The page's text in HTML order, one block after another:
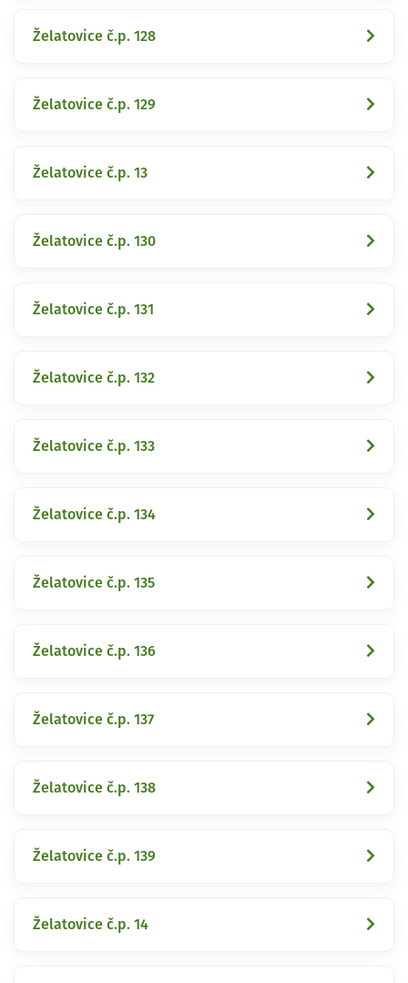
Želatovice č.p. 128
Želatovice č.p. 129
Želatovice č.p. 13
Želatovice č.p. 130
Želatovice č.p. 131
Želatovice č.p. 132
Želatovice č.p. 133
Želatovice č.p. 134
Želatovice č.p. 135
Želatovice č.p. 136
Želatovice č.p. 137
Želatovice č.p. 138
Želatovice č.p. 139
Želatovice č.p. 14